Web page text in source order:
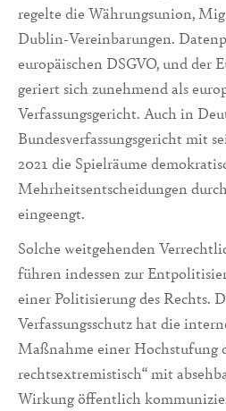
regelte die Währungsunion,
Dublin-Vereinbarungen.
europäischen DSGVO, und der
geriert sich zunehmend als
Verfassungsgericht. Auch in
Bundesverfassungsgericht mit
2021 die Spielräume
Mehrheitsentscheidungen
eingeengt.
Solche weitgehenden
führen indessen zur
einer Politisierung des Rechts.
Verfassungsschutz hat die
Maßnahme einer Hochstufung
rechtsextremistisch“ mit
Wirkung öffentlich